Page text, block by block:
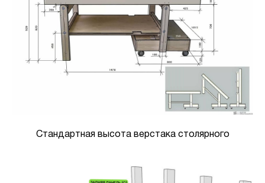
Стандартная высота верстака столярного